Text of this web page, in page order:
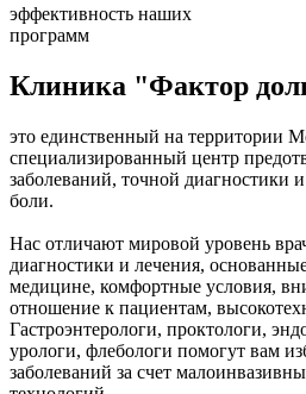
эффективность наших
программ
Клиника "Фактор
это единственный на территории
специализированный центр
заболеваний, точной диагностики
боли.
Нас отличают мировой уровень
диагностики и лечения,
медицине, комфортные условия,
отношение к пациентам,
Гастроэнтерологи, проктологи,
урологи, флебологи помогут вам
заболеваний за счет